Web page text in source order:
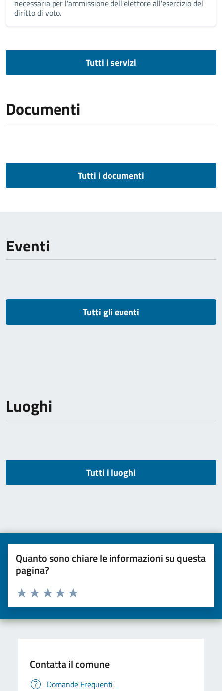
necessaria per l'ammissione dell'elettore all'esercizio del
diritto di voto.
Tutti i servizi
Documenti
Tutti i documenti
Eventi
Tutti gli eventi
Luoghi
Tutti i luoghi
Quanto sono chiare le informazioni su questa
pagina?
Valuta da 1 a 5 stelle la pagina
Valuta 5 stelle su 5
Valuta 4 stelle su 5
Valuta 3 stelle su 5
Valuta 2 stelle su 5
Valuta una stella su 5
Contatta il comune
Domande Frequenti